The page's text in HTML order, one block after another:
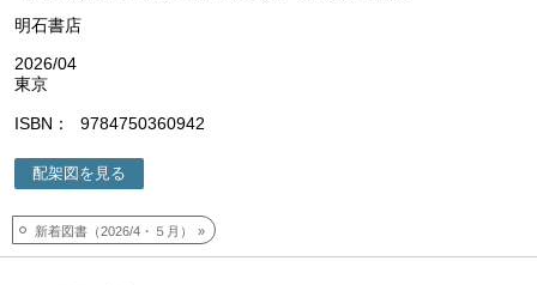
明石書店
2026/04
東京
ISBN 9784750360942
配架図を見る
新着図書（2026/4・５月）